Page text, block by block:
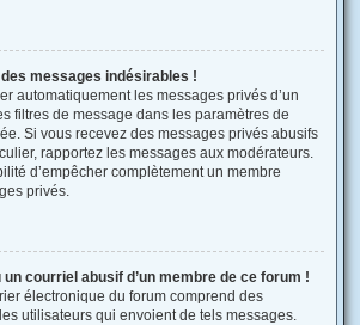
messages indésirables !
automatiquement les messages privés d’un
filtres de message dans les paramètres de
Si vous recevez des messages privés abusifs
rapportez les messages aux modérateurs.
d’empêcher complètement un membre
privés.
un courriel abusif d’un membre de ce forum !
électronique du forum comprend des
utilisateurs qui envoient de tels messages.